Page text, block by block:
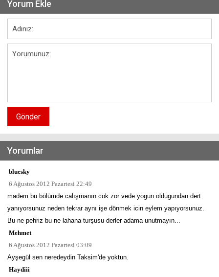
Yorum Ekle
Gönder
Yorumlar
bluesky
6 Ağustos 2012 Pazartesi 22:49
madem bu bölümde calışmanın cok zor vede yogun oldugundan dert
yanıyorsunuz neden tekrar aynı işe dönmek icin eylem yapıyorsunuz.
Bu ne pehriz bu ne lahana turşusu derler adama unutmayın...
Mehmet
6 Ağustos 2012 Pazartesi 03:09
Ayşegül sen neredeydin Taksim'de yoktun.
Haydiii